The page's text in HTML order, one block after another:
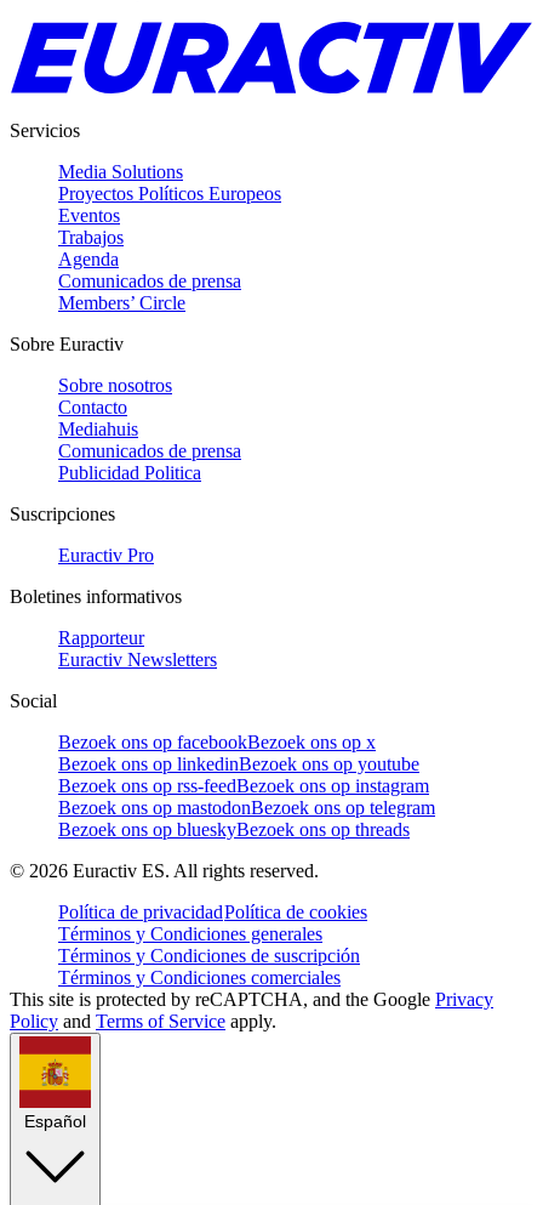
Servicios
Media Solutions
Proyectos Políticos Europeos
Eventos
Trabajos
Agenda
Comunicados de prensa
Members’ Circle
Sobre Euractiv
Sobre nosotros
Contacto
Mediahuis
Comunicados de prensa
Publicidad Politica
Suscripciones
Euractiv Pro
Boletines informativos
Rapporteur
Euractiv Newsletters
Social
Bezoek ons op facebookBezoek ons op x
Bezoek ons op linkedinBezoek ons op youtube
Bezoek ons op rss-feedBezoek ons op instagram
Bezoek ons op mastodonBezoek ons op telegram
Bezoek ons op blueskyBezoek ons op threads
© 2026 Euractiv ES. All rights reserved.
Política de privacidadPolítica de cookies
Términos y Condiciones generales
Términos y Condiciones de suscripción
Términos y Condiciones comerciales
This site is protected by reCAPTCHA, and the Google Privacy
Policy and Terms of Service apply.
Español